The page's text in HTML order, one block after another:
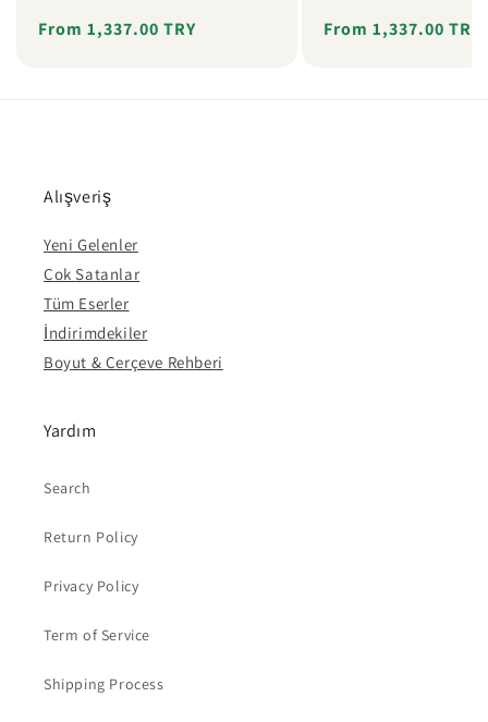
Regular
Sale
From 1,337.00 TRY
Regular
Sale
From 1,337.00 TRY
Alışveriş
Yeni Gelenler
Çok Satanlar
Tüm Eserler
İndirimdekiler
Boyut & Çerçeve Rehberi
Yardım
Search
Return Policy
Privacy Policy
Term of Service
Shipping Process